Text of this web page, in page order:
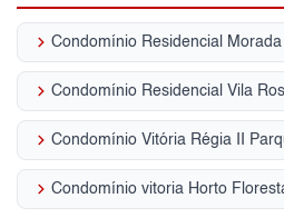
keyboard_arrow_right
keyboard_arrow_right Condomínio Residencial Vila
keyboard_arrow_right Condomínio Vitória Régia II
keyboard_arrow_right Condomínio vitoria Horto